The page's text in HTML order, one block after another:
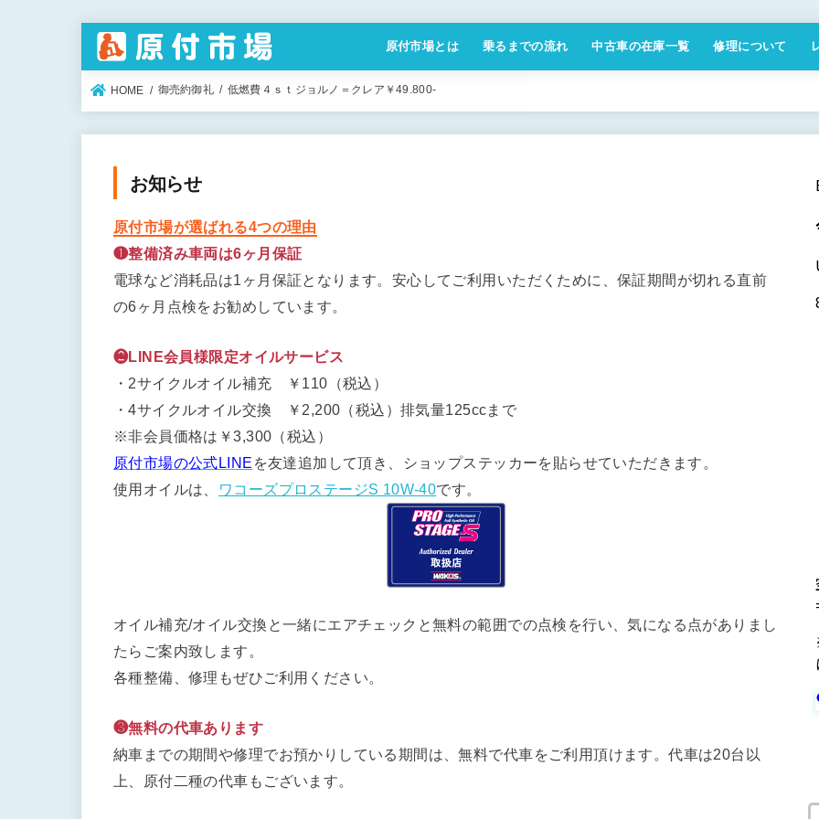
原付市場とは
特定商取引法に基づく表記
乗るまでの流れ 中古車の在庫一覧 修理について
HOME 御売約御礼 低燃費４ｓｔジョルノ＝クレア￥49.800-
お知らせ
原付市場が選ばれる4つの理由
❶整備済み車両は6ヶ月保証
電球など消耗品は1ヶ月保証となります。安心してご利用いただくために、保証期間が切れる直前
の6ヶ月点検をお勧めしています。
❷LINE会員様限定オイルサービス
・2サイクルオイル補充 ￥110（税込）
・4サイクルオイル交換 ￥2,200（税込）排気量125ccまで
※非会員価格は￥3,300（税込）
原付市場の公式LINE を友達追加して頂き、ショップステッカーを貼らせていただきます。
使用オイルは、
ワコーズプロステージS 10W-40です。
オイル補充/オイル交換と一緒にエアチェックと無料の範囲での点検を行い、気になる点がありまし
たらご案内致します。
各種整備、修理もぜひご利用ください。
❸無料の代車あります
納車までの期間や修理でお預かりしている期間は、無料で代車をご利用頂けます。代車は20台以
上、原付二種の代車もございます。